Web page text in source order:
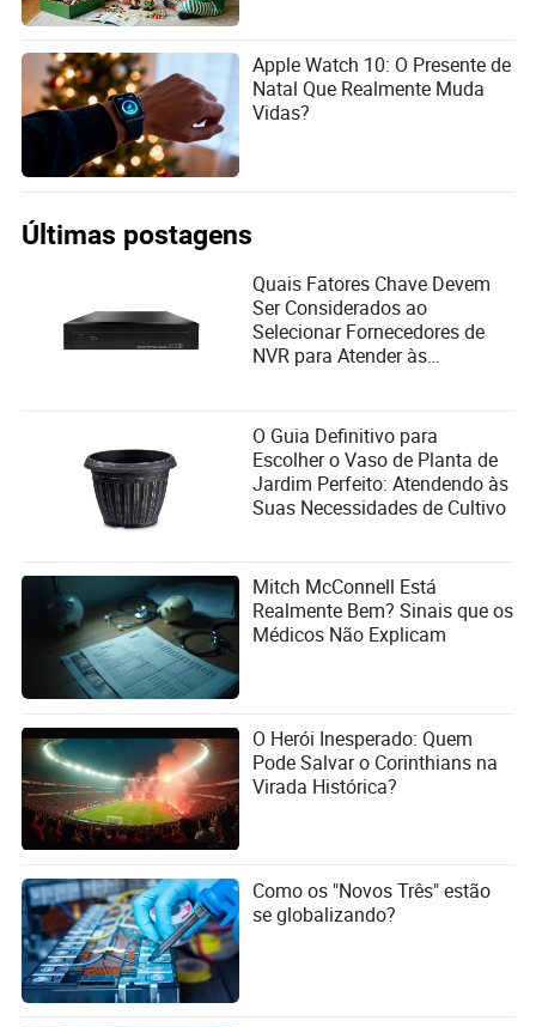
Apple Watch 10: O Presente de
Natal Que Realmente Muda
Vidas?
Últimas postagens
Quais Fatores Chave Devem
Ser Considerados ao
Selecionar Fornecedores de
NVR para Atender às
O Guia Definitivo para
Escolher o Vaso de Planta de
Jardim Perfeito: Atendendo às
Suas Necessidades de Cultivo
Mitch McConnell Está
Realmente Bem? Sinais que os
Médicos Não Explicam
O Herói Inesperado: Quem
Pode Salvar o Corinthians na
Virada Histórica?
Como os "Novos Três" estão
se globalizando?